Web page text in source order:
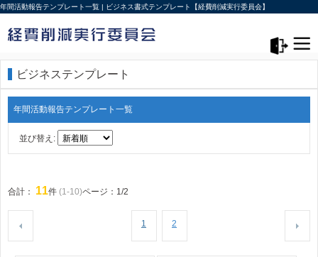
年間活動報告テンプレート一覧 | ビジネス書式テンプレート【経費削減実行委員会】
ビジネステンプレート
年間活動報告テンプレート一覧
並び替え:
合計： 11件 (1-10)ページ：1/2
1 2